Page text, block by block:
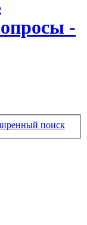
-
поиск